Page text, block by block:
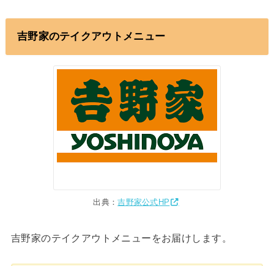
吉野家のテイクアウトメニュー
出典：吉野家公式HP
吉野家のテイクアウトメニューをお届けします。